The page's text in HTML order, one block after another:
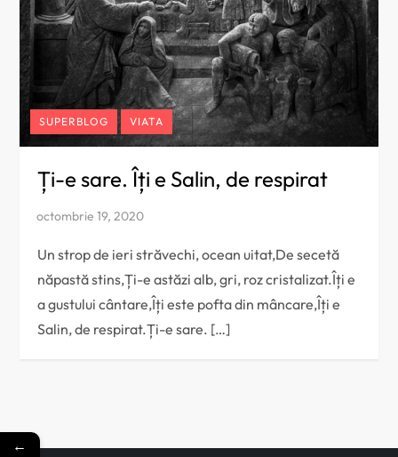
SUPERBLOG VIATA
Ți-e sare. Îți e Salin, de respirat
Un strop de ieri străvechi, ocean uitat,De secetă
năpastă stins,Ți-e astăzi alb, gri, roz cristalizat.Îți e
a gustului cântare,Îți este pofta din mâncare,Îți e
Salin, de respirat.Ți-e sare. […]
←